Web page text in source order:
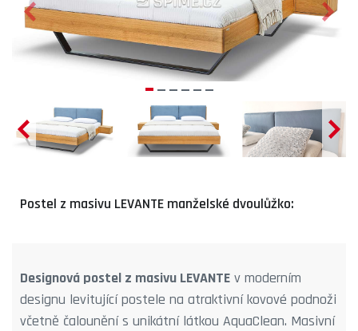
Postel z masivu LEVANTE manželské dvoulůžko:
Designová postel z masivu LEVANTE v moderním
designu levitující postele na atraktivní kovové podnoži
včetně čalounění s unikátní látkou AquaClean. Masivní